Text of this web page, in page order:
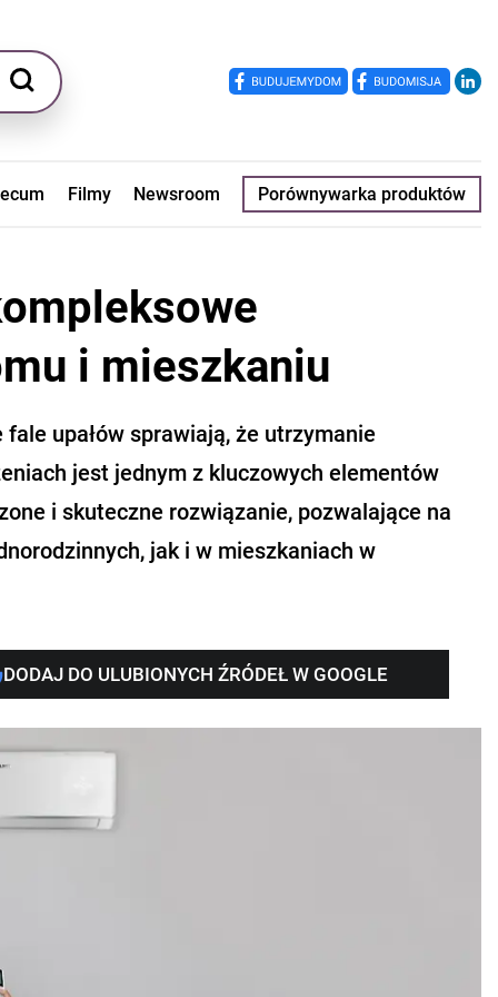
Filmy Newsroom Porównywarka produktów
i mieszkaniu
upałów sprawiają, że utrzymanie
jest jednym z kluczowych elementów
i skuteczne rozwiązanie, pozwalające na
jak i w mieszkaniach w
DODAJ DO ULUBIONYCH ŹRÓDEŁ W GOOGLE